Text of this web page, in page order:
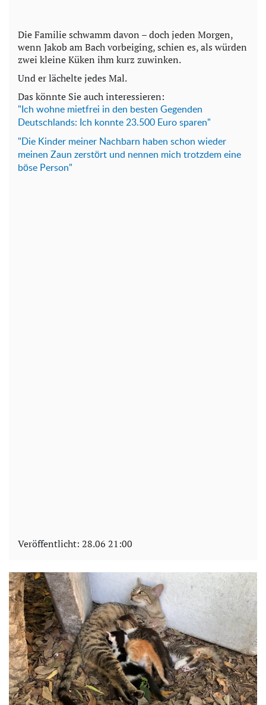
Die Familie schwamm davon – doch jeden Morgen,
wenn Jakob am Bach vorbeiging, schien es, als würden
zwei kleine Küken ihm kurz zuwinken.
Und er lächelte jedes Mal.
Das könnte Sie auch interessieren:
"Ich wohne mietfrei in den besten Gegenden
Deutschlands: Ich konnte 23.500 Euro sparen"
"Die Kinder meiner Nachbarn haben schon wieder
meinen Zaun zerstört und nennen mich trotzdem eine
böse Person"
Veröffentlicht: 28.06 21:00